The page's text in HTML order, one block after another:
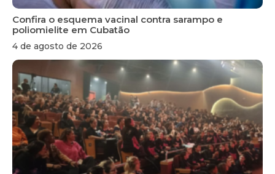
Confira o esquema vacinal contra sarampo e
poliomielite em Cubatão
4 de agosto de 2026